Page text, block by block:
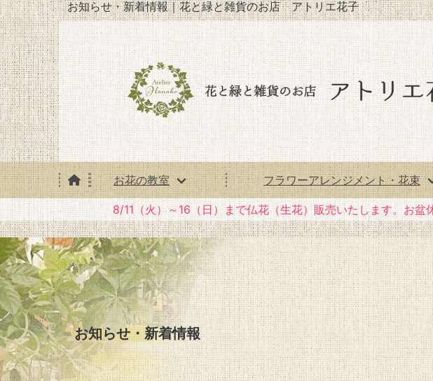
お知らせ・新着情報｜花と緑と雑貨のお店 アトリエ花子
お花の教室 フラワーアレンジメント・花束
8/11（火）～16（日）まで仏花（生花）販売いたします。お
お知らせ・新着情報